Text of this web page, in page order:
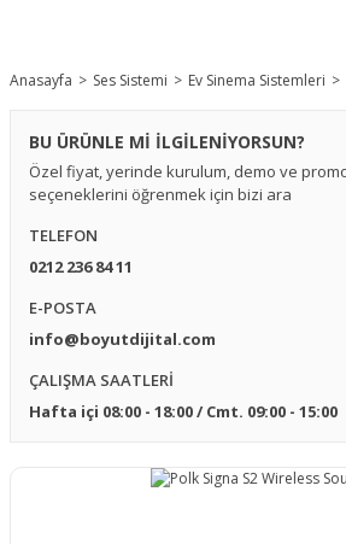
Anasayfa Ses Sistemi Ev Sinema Sistemleri
BU ÜRÜNLE Mİ İLGİLENİYORSUN?
Özel fiyat, yerinde kurulum, demo ve
seçeneklerini öğrenmek için bizi ara
TELEFON
0212 236 84 11
E-POSTA
info@boyutdijital.com
ÇALIŞMA SAATLERİ
Hafta içi 08:00 - 18:00 / Cmt. 09:00 - 15:00